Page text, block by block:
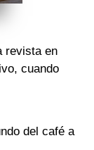
revista en
cuando
del café a